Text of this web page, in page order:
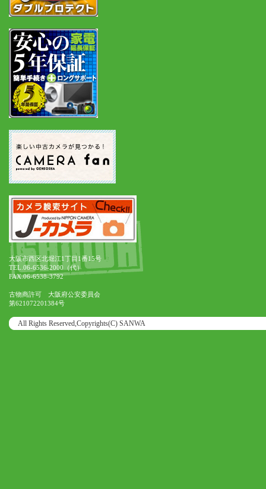
大阪市西区北堀江1丁目1番15号
TEL.06-6536-2000（代）
FAX.06-6538-3792
古物商許可 大阪府公安委員会
第621072201384号
All Rights Reserved,Copyrights(C) SANWA